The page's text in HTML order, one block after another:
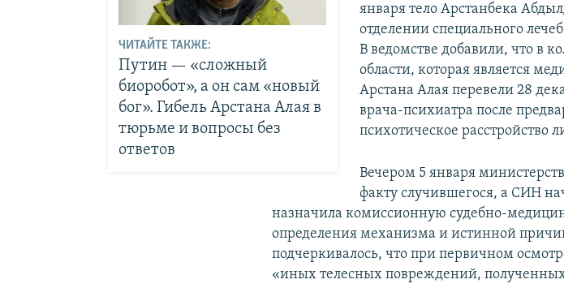
ЧИТАЙТЕ ТАКЖЕ:
Путин — «сложный
биоробот», а он сам «новый
бог». Гибель Арстана Алая в
тюрьме и вопросы без
ответов
января тело Арстанбека
отделении специального
В ведомстве добавили, что в
области, которая является
Арстана Алая перевели 28
врача-психиатра после
психотическое расстройство
Вечером 5 января
факту случившегося, а СИН
назначила комиссионную судебно-
определения механизма и истинной
подчеркивалось, что при первичном
«иных телесных повреждений,